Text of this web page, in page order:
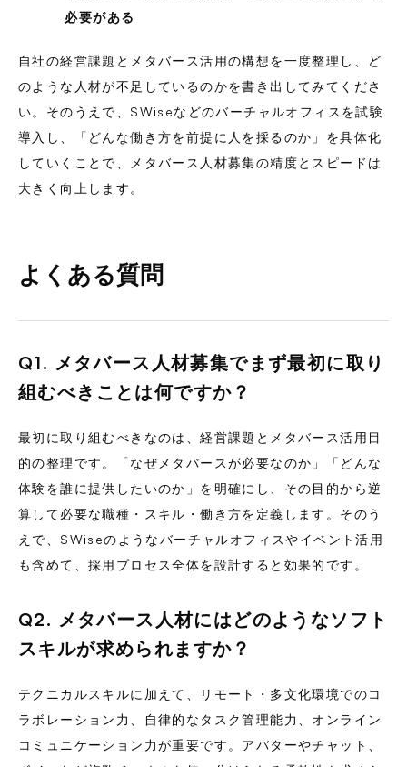
必要がある
自社の経営課題とメタバース活用の構想を一度整理し、ど
のような人材が不足しているのかを書き出してみてくださ
い。そのうえで、SWiseなどのバーチャルオフィスを試験
導入し、「どんな働き方を前提に人を採るのか」を具体化
していくことで、メタバース人材募集の精度とスピードは
大きく向上します。
よくある質問
Q1. メタバース人材募集でまず最初に取り
組むべきことは何ですか？
最初に取り組むべきなのは、経営課題とメタバース活用目
的の整理です。「なぜメタバースが必要なのか」「どんな
体験を誰に提供したいのか」を明確にし、その目的から逆
算して必要な職種・スキル・働き方を定義します。そのう
えで、SWiseのようなバーチャルオフィスやイベント活用
も含めて、採用プロセス全体を設計すると効果的です。
Q2. メタバース人材にはどのようなソフト
スキルが求められますか？
テクニカルスキルに加えて、リモート・多文化環境でのコ
ラボレーション力、自律的なタスク管理能力、オンライン
コミュニケーション力が重要です。アバターやチャット、